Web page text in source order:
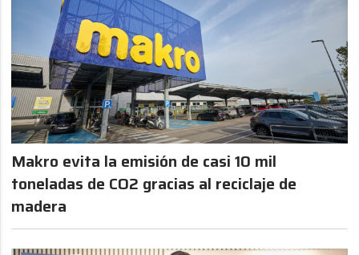
Makro evita la emisión de casi 10 mil
toneladas de CO2 gracias al reciclaje de
madera